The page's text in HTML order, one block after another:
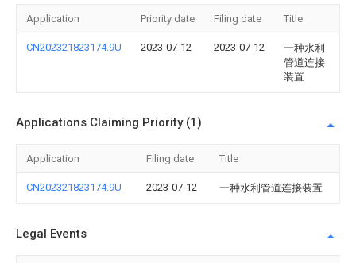
Application Priority date Filing date Title
CN202321823174.9U 2023-07-12 2023-07-12
一种水利
管道连接
装置
Applications Claiming Priority (1)
Application Filing date Title
CN202321823174.9U 2023-07-12 一种水利管道连接装置
Legal Events